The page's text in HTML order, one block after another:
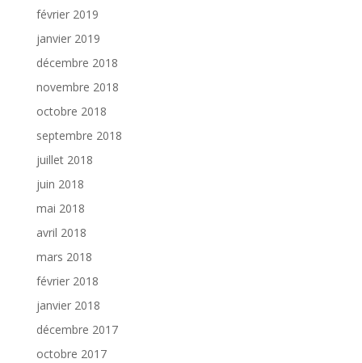
février 2019
janvier 2019
décembre 2018
novembre 2018
octobre 2018
septembre 2018
juillet 2018
juin 2018
mai 2018
avril 2018
mars 2018
février 2018
janvier 2018
décembre 2017
octobre 2017